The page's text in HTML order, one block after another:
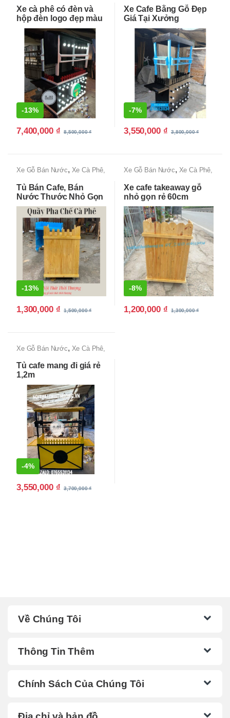
Xe cà phê có đèn và
hộp đèn logo đẹp màu
đen
-13%
7,400,000 ₫ 8,500,000₫
Xe Cafe Bằng Gỗ Đẹp
Giá Tại Xưởng
-7%
3,550,000 ₫ 3,800,000₫
Xe Gỗ Bán Nước, Xe Cà Phê,
Tủ Bán Cafe, Bán
Nước Thước Nhỏ Gọn
-13%
1,300,000 ₫ 1,500,000₫
Xe Gỗ Bán Nước, Xe Cà Phê,
Xe cafe takeaway gỗ
nhỏ gọn rẻ 60cm
-8%
1,200,000 ₫ 1,300,000₫
Xe Gỗ Bán Nước, Xe Cà Phê,
Tủ cafe mang đi giá rẻ
1,2m
-4%
3,550,000 ₫ 3,700,000₫
Về Chúng Tôi
Thông Tin Thêm
Chính Sách Của Chúng Tôi